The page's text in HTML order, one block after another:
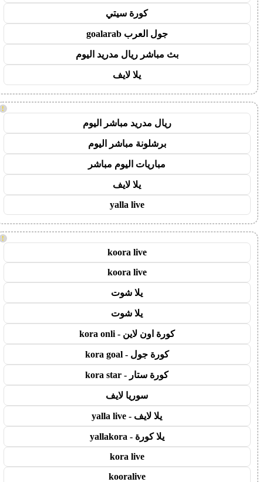
كورة سيتي
جول العرب goalarab
بث مباشر ريال مدريد اليوم
يلا لايف
!
ريال مدريد مباشر اليوم
برشلونة مباشر اليوم
مباريات اليوم مباشر
يلا لايف
yalla live
!
koora live
koora live
يلا شوت
يلا شوت
كورة اون لاين - kora onli
كورة جول - kora goal
كورة ستار - kora star
سوريا لايف
يلا لايف - yalla live
يلا كورة - yallakora
kora live
kooralive